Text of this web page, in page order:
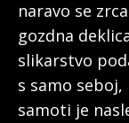
naravo se
gozdna
slikarstvo
s samo
samoti je